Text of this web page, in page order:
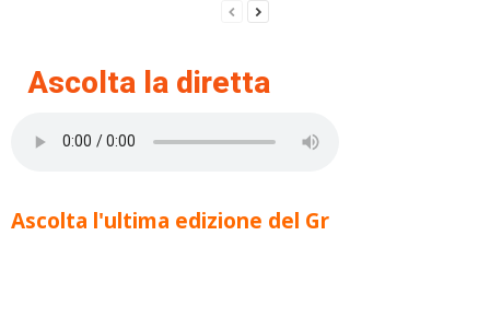
Ascolta la diretta
Ascolta l'ultima edizione del Gr